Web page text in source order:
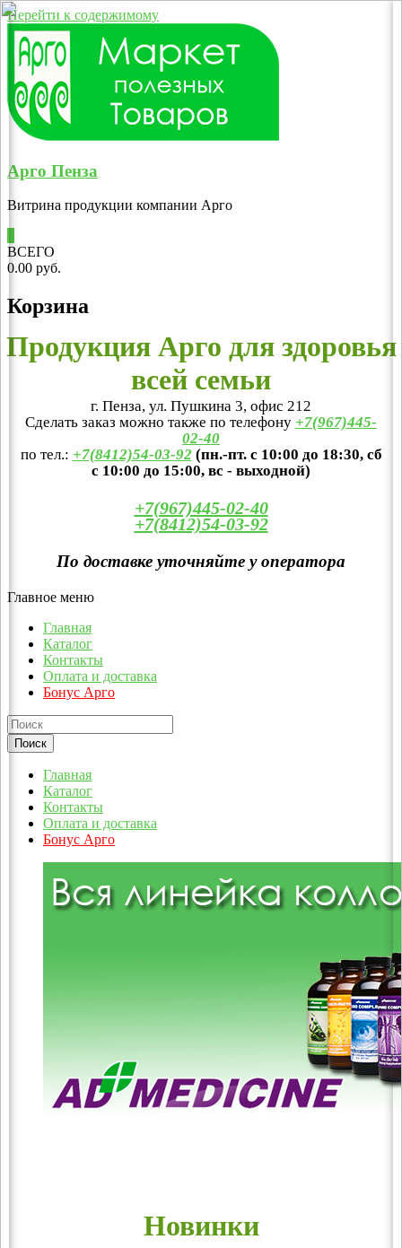
Перейти к содержимому
Арго Пенза
Витрина продукции компании Арго
ВСЕГО
0.00 руб.
Корзина
Продукция Арго для здоровья
всей семьи
г. Пенза, ул. Пушкина 3, офис 212
Сделать заказ можно также по телефону +7(967)445-
02-40
по тел.: +7(8412)54-03-92 (пн.-пт. с 10:00 до 18:30, сб
с 10:00 до 15:00, вс - выходной)
+7(967)445-02-40
+7(8412)54-03-92
По доставке уточняйте у оператора
Главное меню
Главная
Каталог
Контакты
Оплата и доставка
Бонус Арго
Главная
Каталог
Контакты
Оплата и доставка
Бонус Арго
Новинки